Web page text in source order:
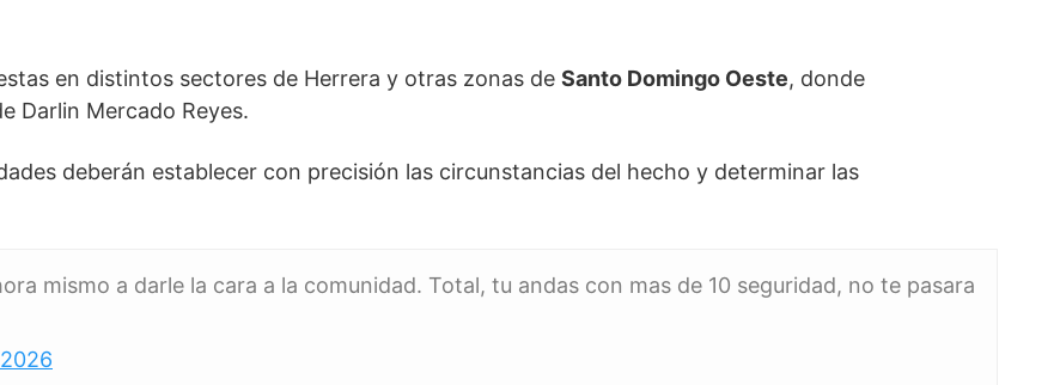
en distintos sectores de Herrera y otras zonas de Santo Domingo Oeste, donde
Darlin Mercado Reyes.
deberán establecer con precisión las circunstancias del hecho y determinar las
mismo a darle la cara a la comunidad. Total, tu andas con mas de 10 seguridad, no te pasara